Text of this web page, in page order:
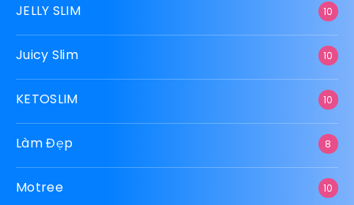
JELLY SLIM 10
Juicy Slim 10
KETOSLIM 10
Làm Đẹp 8
Motree 10